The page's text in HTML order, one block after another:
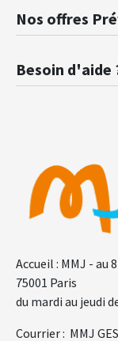
Accueil : MMJ - au
75001 Paris
du mardi au jeudi
Courrier : MMJ
Mutuelle santé
Nos offres
Besoin d'aide